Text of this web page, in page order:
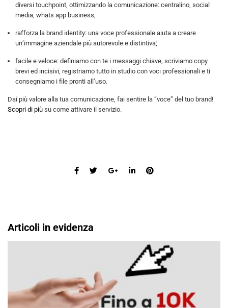
diversi touchpoint, ottimizzando la comunicazione: centralino, social
media, whats app business,
rafforza la brand identity: una voce professionale aiuta a creare
un’immagine aziendale più autorevole e distintiva;
facile e veloce: definiamo con te i messaggi chiave, scriviamo copy
brevi ed incisivi, registriamo tutto in studio con voci professionali e ti
consegniamo i file pronti all’uso.
Dai più valore alla tua comunicazione, fai sentire la “voce” del tuo brand!
Scopri di più su come attivare il servizio.
Articoli in evidenza